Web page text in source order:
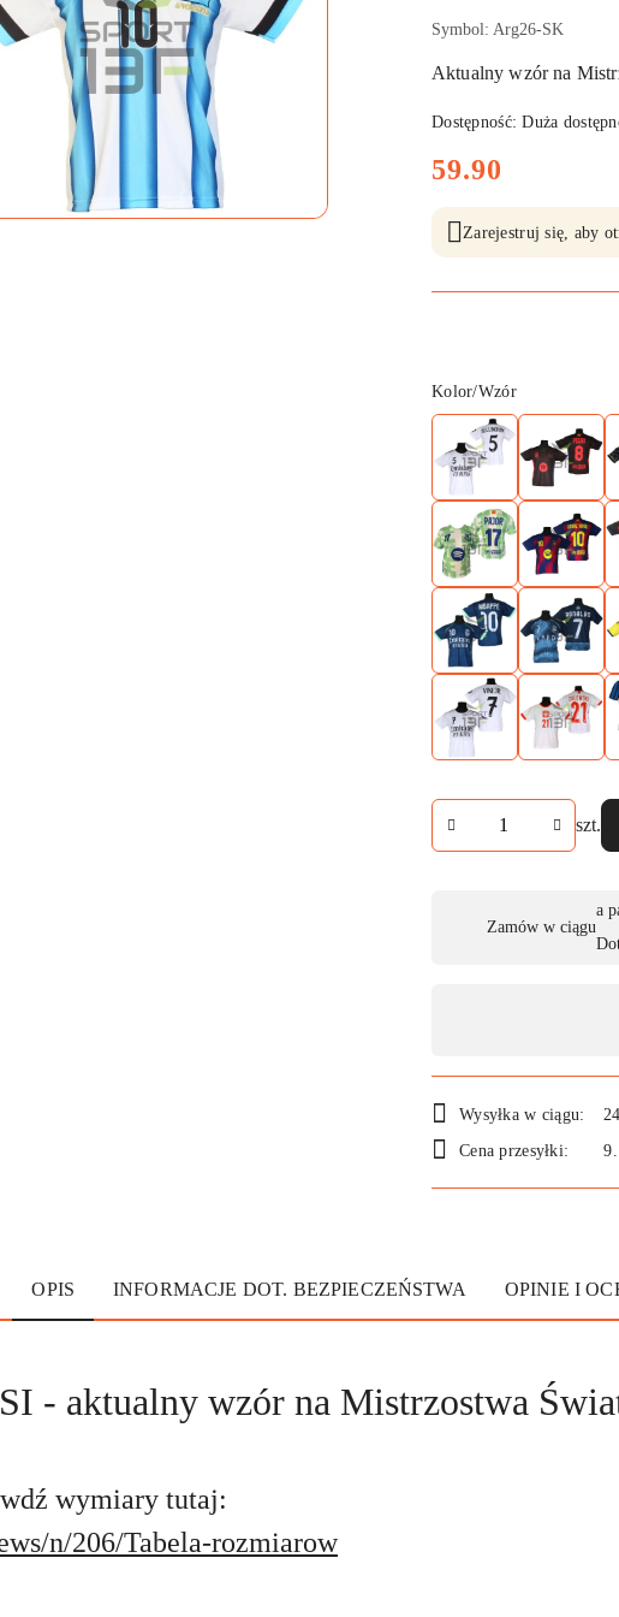
Symbol: Arg26-SK
Aktualny wzór na
Dostępność:Duża
cena:
59.90
Zarejestruj się, aby
Wariant
Kolor/Wzór
szt.
dostawa
Zamów w ciągu
a
Wysyłka w ciągu:
Cena przesyłki:
OPIS INFORMACJE DOT. BEZPIECZEŃSTWA OPINIE I
- aktualny wzór na Mistrzostwa
wymiary tutaj:
n/206/Tabela-rozmiarow